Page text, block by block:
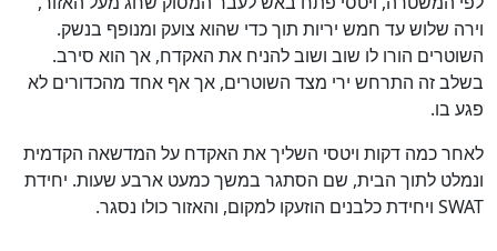
וירה שלוש עד חמש יריות תוך כדי שהוא צועק ומנופף בנשק.
השוטרים הורו לו שוב ושוב להניח את האקדח, אך הוא סירב.
בשלב זה התרחש ירי מצד השוטרים, אך אף אחד מהכדורים לא
פגע בו.
לאחר כמה דקות ויטסי השליך את האקדח על המדשאה הקדמית
ונמלט לתוך הבית, שם הסתגר במשך כמעט ארבע שעות. יחידת
SWAT ויחידת כלבנים הוזעקו למקום, והאזור כולו נסגר.